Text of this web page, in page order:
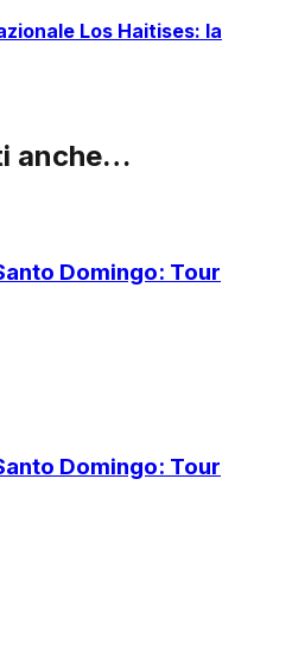
Los Haitises: la
anche…
Domingo: Tour
Domingo: Tour